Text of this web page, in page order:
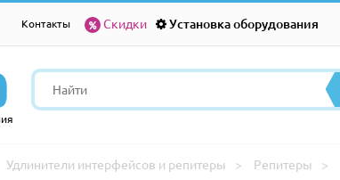
Контакты Скидки Установка оборудования
Удлинители интерфейсов и репитеры Репитеры